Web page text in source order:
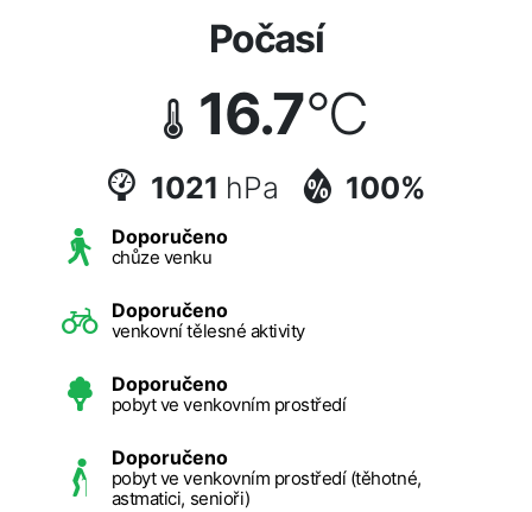
Počasí
16.7°C
1021 hPa 100%
Doporučeno
chůze venku
Doporučeno
venkovní tělesné aktivity
Doporučeno
pobyt ve venkovním prostředí
Doporučeno
pobyt ve venkovním prostředí (těhotné,
astmatici, senioři)